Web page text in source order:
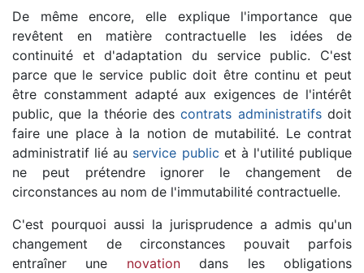
De même encore, elle explique l'importance que
revêtent en matière contractuelle les idées de
continuité et d'adaptation du service public. C'est
parce que le service public doit être continu et peut
être constamment adapté aux exigences de l'intérêt
public, que la théorie descontrats administratifsdoit
faire une place à la notion de mutabilité. Le contrat
administratif lié au service public et à l'utilité publique
ne peut prétendre ignorer le changement de
circonstances au nom de l'immutabilité contractuelle.
C'est pourquoi aussi la jurisprudence a admis qu'un
changement de circonstances pouvait parfois
entraîner une novationdans les obligations